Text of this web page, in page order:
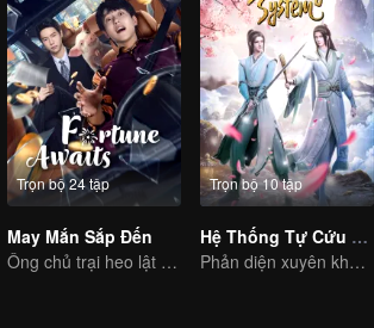
Trọn bộ 24 tập
May Mắn Sắp Đến
Ông chủ trại heo lật ngược tình thế trở thành cậu chủ bạc tỷ
Trọn bộ 10 tập
Hệ Thống Tự Cứu Của Nhân Vật Phản Diện
Phản diện xuyên không vào truyện hành hạ nam chính